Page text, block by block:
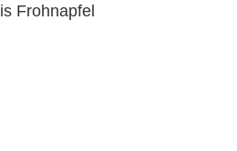
Frohnapfel